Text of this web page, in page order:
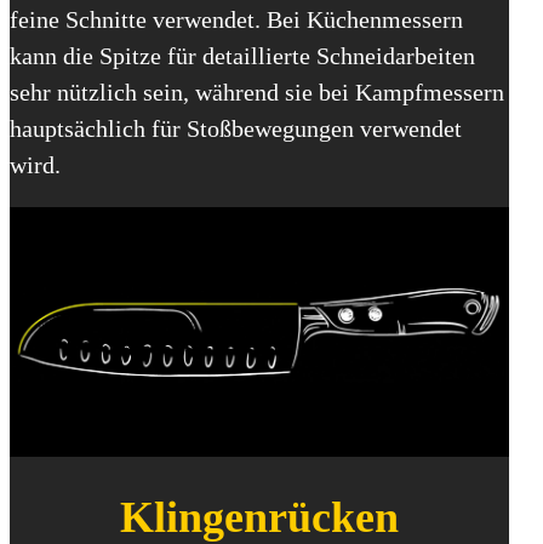
feine Schnitte verwendet. Bei Küchenmessern
kann die Spitze für detaillierte Schneidarbeiten
sehr nützlich sein, während sie bei Kampfmessern
hauptsächlich für Stoßbewegungen verwendet
wird.
Klingenrücken